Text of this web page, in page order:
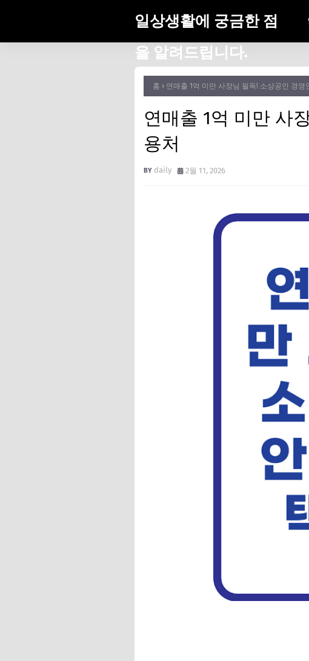
일상생활에 궁금한 점
을 알려드립니다.
홈 연매출 1억 미만 사장님 필독! 소상공인 경영
연매출 1억 미만 사
용처
daily 2월 11, 2026